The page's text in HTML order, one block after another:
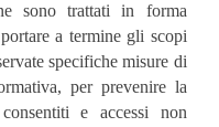
sono trattati in forma
a termine gli scopi
specifiche misure di
per prevenire la
e accessi non